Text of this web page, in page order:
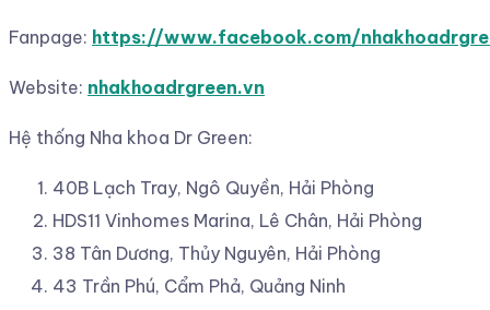
Fanpage: https://www.facebook.com/
Website: nhakhoadrgreen.vn
Hệ thống Nha khoa Dr Green:
40B Lạch Tray, Ngô Quyền, Hải Phòng
HDS11 Vinhomes Marina, Lê Chân, Hải Phòng
38 Tân Dương, Thủy Nguyên, Hải Phòng
43 Trần Phú, Cẩm Phả, Quảng Ninh